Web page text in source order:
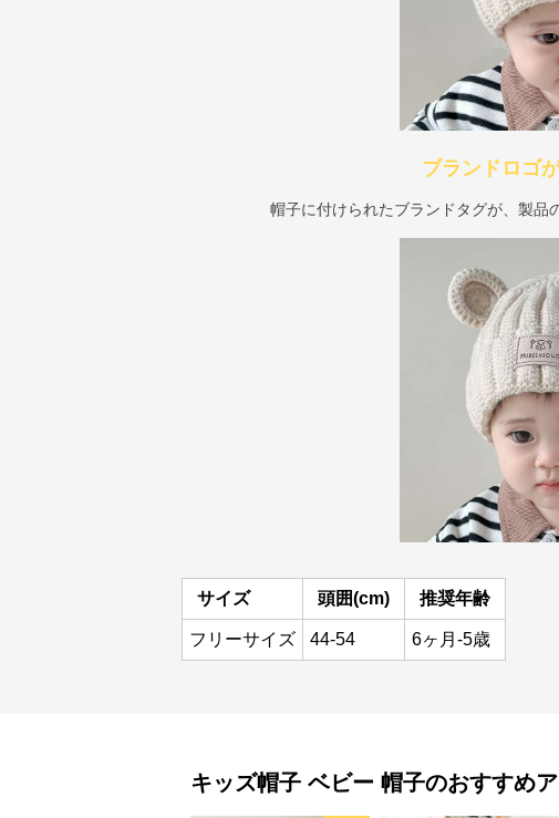
ブランドロゴ
帽子に付けられたブランドタグが、製品
サイズ 頭囲(cm) 推奨年齢
フリーサイズ 44-54 6ヶ月-5歳
キッズ帽子 ベビー 帽子のおすすめ